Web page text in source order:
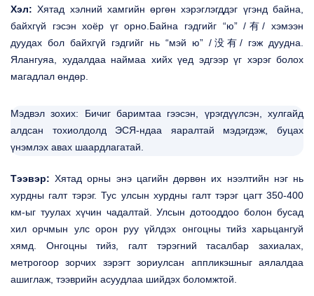
Хэл: Хятад хэлний хамгийн өргөн хэрэглэгддэг үгэнд байна,
байхгүй гэсэн хоёр үг орно.Байна гэдгийг “ю” /有/ хэмээн
дуудах бол байхгүй гэдгийг нь “мэй ю” /没有/ гэж дуудна.
Ялангуяа, худалдаа наймаа хийх үед эдгээр үг хэрэг болох
магадлал өндөр.
Мэдвэл зохих: Бичиг баримтаа гээсэн, үрэгдүүлсэн, хулгайд
алдсан тохиолдолд ЭСЯ-ндаа яаралтай мэдэгдэж, буцах
үнэмлэх авах шаардлагатай.
Тээвэр:Хятад орны энэ цагийн дөрвөн их нээлтийн нэг нь
хурдны галт тэрэг. Тус улсын хурдны галт тэрэг цагт 350-400
км-ыг туулах хүчин чадалтай. Улсын дотооддоо болон бусад
хил орчмын улс орон руу үйлдэх онгоцны тийз харьцангуй
хямд. Онгоцны тийз, галт тэрэгний тасалбар захиалах,
метрогоор зорчих зэрэгт зориулсан аппликэшныг аялалдаа
ашиглаж, тээврийн асуудлаа шийдэх боломжтой.